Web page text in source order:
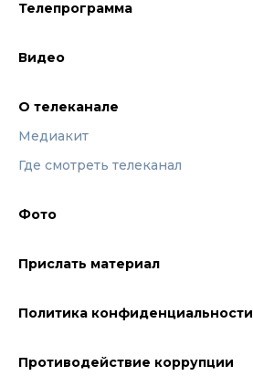
Телепрограмма
Видео
О телеканале
Медиакит
Где смотреть телеканал
Фото
Прислать материал
Политика конфиденциальности
Противодействие коррупции